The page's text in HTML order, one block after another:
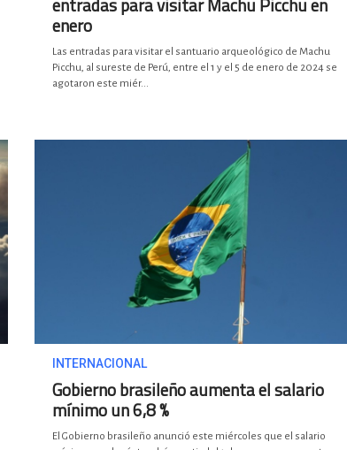
enero
Las entradas para visitar el santuario arqueológico de Machu
Picchu, al sureste de Perú, entre el 1 y el 5 de enero de 2024 se
agotaron este miér...
INTERNACIONAL
Gobierno brasileño aumenta el salario
mínimo un 6,8 %
El Gobierno brasileño anunció este miércoles que el salario